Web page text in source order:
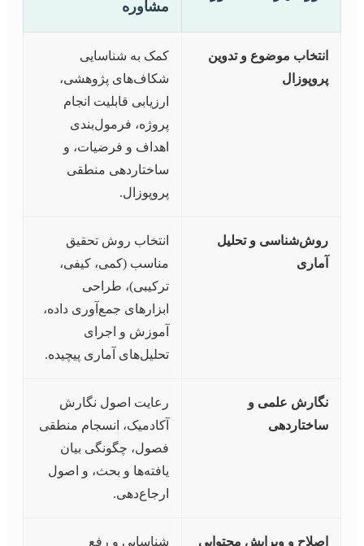
مشاوره
انتخاب موضوع و تدوین
پروپوزال
کمک به شناسایی
شکاف‌های پژوهشی،
ارزیابی قابلیت انجام
پروژه، فرمول‌بندی
اهداف و فرضیات، و
ساختاردهی منطقی
پروپوزال.
روش‌شناسی و تحلیل
آماری
انتخاب روش تحقیق
مناسب (کمی، کیفی،
ترکیبی)، طراحی
ابزارهای جمع‌آوری داده،
آموزش و اجرای
تحلیل‌های آماری پیچیده.
نگارش علمی و
ساختاردهی
رعایت اصول نگارش
آکادمیک، انسجام منطقی
فصول، چگونگی بیان
یافته‌ها و بحث، و اصول
ارجاع‌دهی.
اصلاح و ویرایش محتوایی شناسایی و رفع